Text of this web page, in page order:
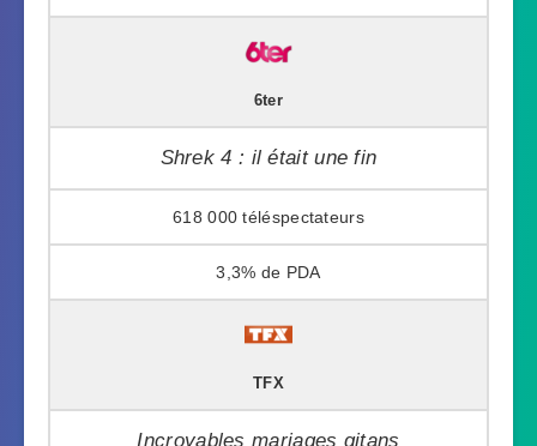
6ter
Shrek 4 : il était une fin
618 000
3,3%
TFX
Incroyables mariages gitans